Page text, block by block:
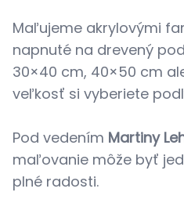
Maľujeme akrylovými
napnuté na drevený
30×40 cm, 40×50 cm
veľkosť si vyberiete
Pod vedením Martiny
maľovanie môže byť
plné radosti.